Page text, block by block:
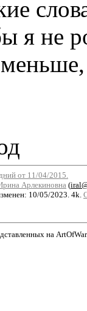
я не
от 11/04/2015.
Арлекиновна (
10/05/2023. 4k.
на